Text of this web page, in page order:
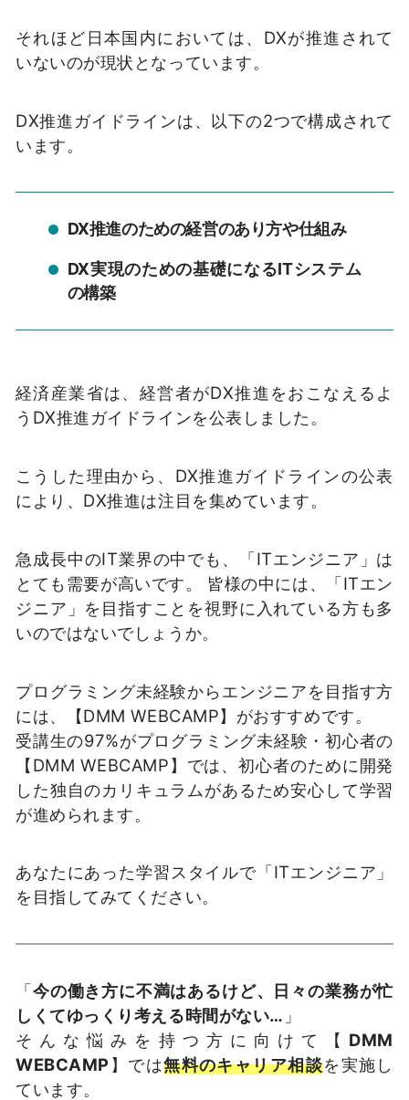
それほど日本国内においては、DXが推進されて
いないのが現状となっています。
DX推進ガイドラインは、以下の2つで構成されて
います。
DX推進のための経営のあり方や仕組み
DX実現のための基礎になるITシステム
の構築
経済産業省は、経営者がDX推進をおこなえるよ
うDX推進ガイドラインを公表しました。
こうした理由から、DX推進ガイドラインの公表
により、DX推進は注目を集めています。
急成長中のIT業界の中でも、「ITエンジニア」は
とても需要が高いです。 皆様の中には、「ITエン
ジニア」を目指すことを視野に入れている方も多
いのではないでしょうか。
プログラミング未経験からエンジニアを目指す方
には、【DMM WEBCAMP】がおすすめです。
受講生の97%がプログラミング未経験・初心者の
【DMM WEBCAMP】では、初心者のために開発
した独自のカリキュラムがあるため安心して学習
が進められます。
あなたにあった学習スタイルで「ITエンジニア」
を目指してみてください。
「今の働き方に不満はあるけど、日々の業務が忙
しくてゆっくり考える時間がない… 」
そんな悩みを持つ方に向けて【 DMM
WEBCAMP】では無料のキャリア相談を実施し
ています。